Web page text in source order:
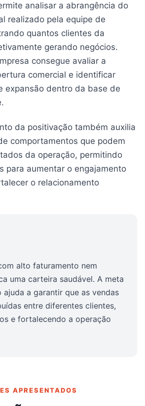
analisar a abrangência do
realizado pela equipe de
quantos clientes da
gerando negócios.
consegue avaliar a
comercial e identificar
expansão dentro da base de
da positivação também auxilia
comportamentos que podem
da operação, permitindo
para aumentar o engajamento
o relacionamento
alto faturamento nem
uma carteira saudável. A meta
a garantir que as vendas
entre diferentes clientes,
e fortalecendo a operação
APRESENTADOS